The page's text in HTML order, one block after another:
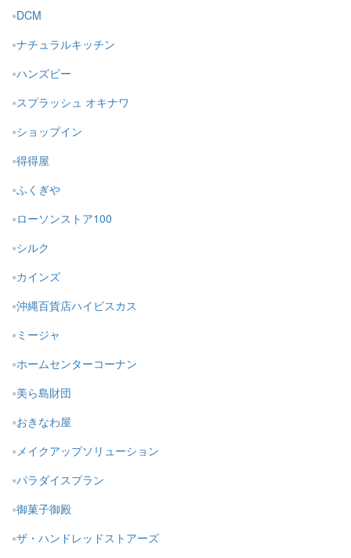
DCM
ナチュラルキッチン
ハンズビー
スプラッシュ オキナワ
ショップイン
得得屋
ふくぎや
ローソンストア100
シルク
カインズ
沖縄百貨店ハイビスカス
ミージャ
ホームセンターコーナン
美ら島財団
おきなわ屋
メイクアップソリューション
パラダイスプラン
御菓子御殿
ザ・ハンドレッドストアーズ